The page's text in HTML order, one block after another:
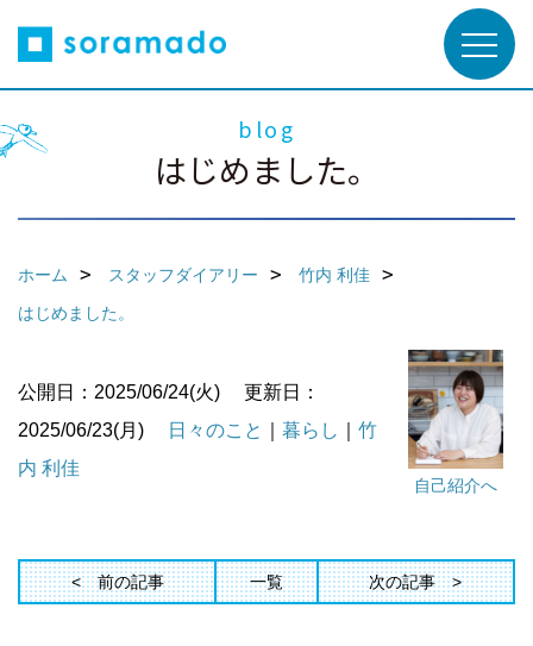
blog
はじめました。
ホーム スタッフダイアリー
竹内 利佳
はじめました。
自己紹介へ
公開日：2025/06/24(火)
更新日：
2025/06/23(月)
日々のこと 暮らし
竹
内 利佳
前の記事 一覧 次の記事